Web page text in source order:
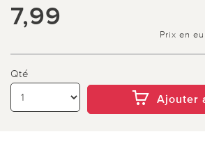
7,99
Prix en
Qté
Ajouter